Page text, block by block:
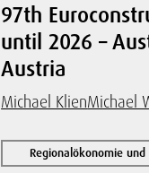
97th
until 2026 –
Austria
Michael KlienMichael
Regionalökonomie